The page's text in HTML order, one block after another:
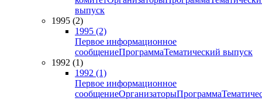
выпуск
1995 (2)
1995 (2)
Первое информационное
сообщениеПрограммаТематический выпуск
1992 (1)
1992 (1)
Первое информационное
сообщениеОрганизаторыПрограмма